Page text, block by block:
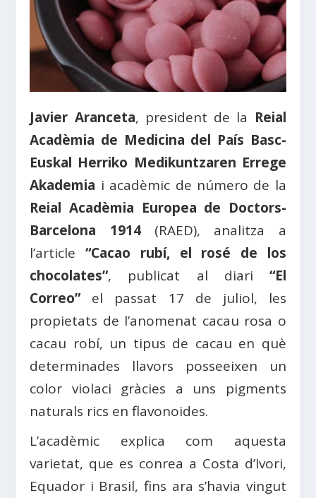
Javier Aranceta, president de la Reial
Acadèmia de Medicina del País Basc-
Euskal Herriko Medikuntzaren Errege
Akademia i acadèmic de número de la
Reial Acadèmia Europea de Doctors-
Barcelona 1914(RAED), analitza a
l’article “Cacao rubí, el rosé de los
chocolates”, publicat al diari “El
Correo”el passat 17 de juliol, les
propietats de l’anomenat cacau rosa o
cacau robí, un tipus de cacau en què
determinades llavors posseeixen un
color violaci gràcies a uns pigments
naturals rics en flavonoides.
L’acadèmic explica com aquesta
varietat, que es conrea a Costa d’Ivori,
Equador i Brasil, fins ara s’havia vingut